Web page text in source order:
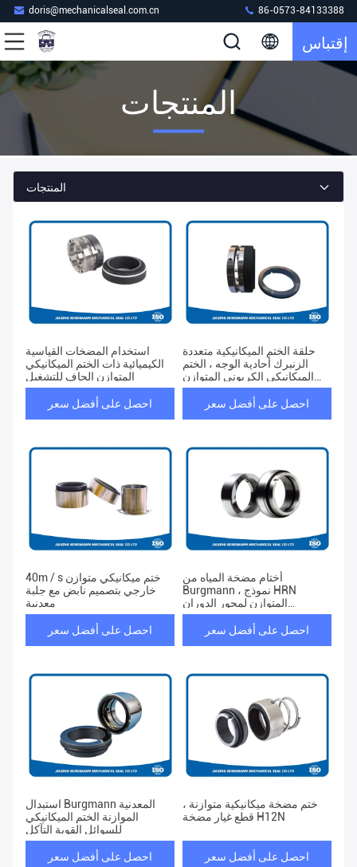
doris@mechanicalseal.com.cn 86-0573-84133388
إقتباس
المنتجات
المنتجات
استخدام المضخات القياسية
الكيميائية ذات الختم الميكانيكي
المتوازن الجاف للتشغيل
احصل على أفضل سعر
حلقة الختم الميكانيكية متعددة
الزنبرك أحادية الوجه ، الختم
الميكانيكي الكربوني المتوازن
الدوار
احصل على أفضل سعر
40m / s ختم ميكانيكي متوازن
خارجي بتصميم نابض مع جلبة
معدنية
احصل على أفضل سعر
أختام مضخة المياه من
Burgmann ، نموذج HRN
المتوازن لمحور الدوران
الميكانيكي
احصل على أفضل سعر
استبدال Burgmann المعدنية
الموازنة الختم الميكانيكي
للسوائل القوية التآكل
احصل على أفضل سعر
ختم مضخة ميكانيكية متوازنة ،
قطع غيار مضخة H12N
احصل على أفضل سعر